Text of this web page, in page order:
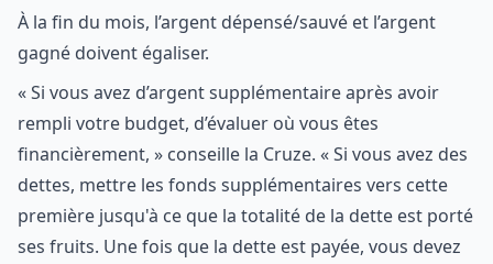
À la fin du mois, l’argent dépensé/sauvé et l’argent
gagné doivent égaliser.
« Si vous avez d’argent supplémentaire après avoir
rempli votre budget, d’évaluer où vous êtes
financièrement, » conseille la Cruze. « Si vous avez des
dettes, mettre les fonds supplémentaires vers cette
première jusqu'à ce que la totalité de la dette est porté
ses fruits. Une fois que la dette est payée, vous devez